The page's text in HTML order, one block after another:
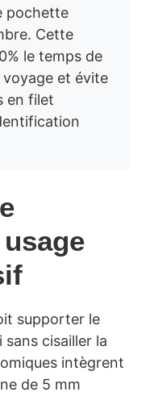
pochette
Cette
le temps de
et évite
en filet
supporter le
cisailler la
intègrent
de 5 mm